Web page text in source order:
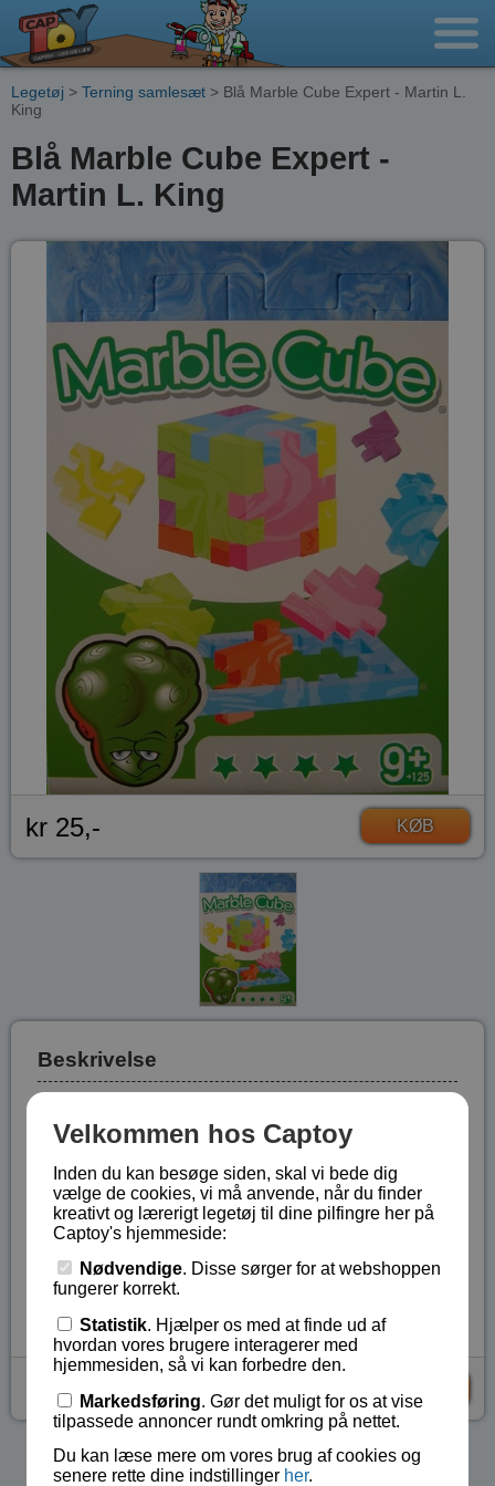
Legetøj > Terning samlesæt > Blå Marble Cube Expert - Martin L.
King
Blå Marble Cube Expert -
Martin L. King
kr 25,- KØB
Beskrivelse
samles i en uendelighed. Terningens sidelængde er 4
medfølgende ramme.
Sværhedsgrad indenfor serien *.
Fra 9 år.
Lagerstatus:På lager
kr 25,-
Se flere produkter i kategorien Terning samlesæt
Velkommen hos Captoy
Inden du kan besøge siden, skal vi bede dig
vælge de cookies, vi må anvende, når du finder
kreativt og lærerigt legetøj til dine pilfingre her på
Captoy's hjemmeside:
Nødvendige. Disse sørger for at webshoppen
fungerer korrekt.
Statistik. Hjælper os med at finde ud af
hvordan vores brugere interagerer med
hjemmesiden, så vi kan forbedre den.
Markedsføring. Gør det muligt for os at vise
tilpassede annoncer rundt omkring på nettet.
Du kan læse mere om vores brug af cookies og
senere rette dine indstillinger her.